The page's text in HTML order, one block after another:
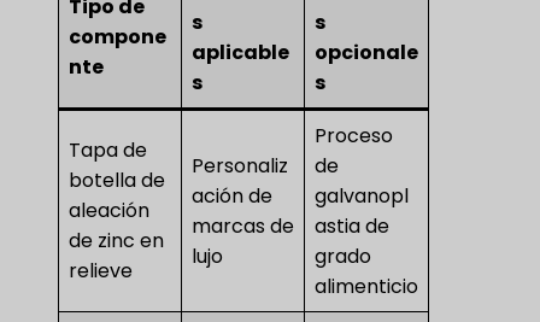
Tipo de
compone
nte
s
aplicable
s
s
opcionale
s
Tapa de
botella de
aleación
de zinc en
relieve
Personaliz
ación de
marcas de
lujo
Proceso
de
galvanopl
astia de
grado
alimenticio